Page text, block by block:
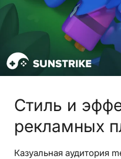
Стиль и
рекламных
Казуальная аудитория